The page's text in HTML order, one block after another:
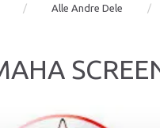
Alle Andre Dele